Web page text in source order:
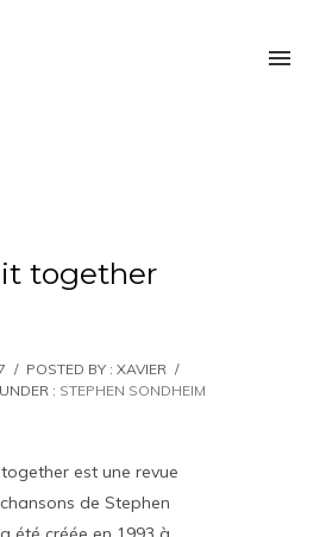
together
/ POSTED BY : XAVIER /
UNDER : STEPHEN SONDHEIM
est une revue
de Stephen